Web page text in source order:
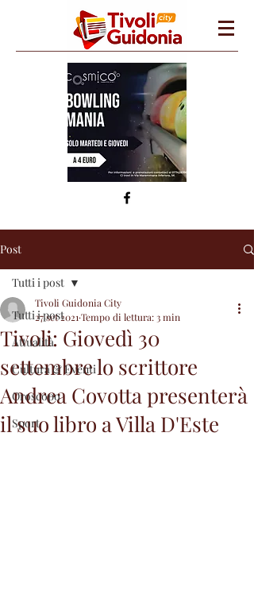
Post
Tutti i post
Attualità
Cultura & Eventi
Oroscopo
Sport
Tutti i post
Tivoli: Giovedì 30
settembre lo scrittore
Andrea Covotta presenterà
il suo libro a Villa D'Este
Tivoli Guidonia City
27 set 2021 Tempo di lettura: 3 min